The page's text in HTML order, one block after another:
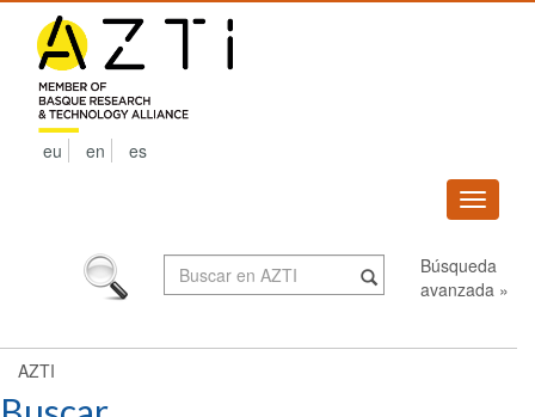
navigation
eu en es
Búsqueda
avanzada »
AZTI